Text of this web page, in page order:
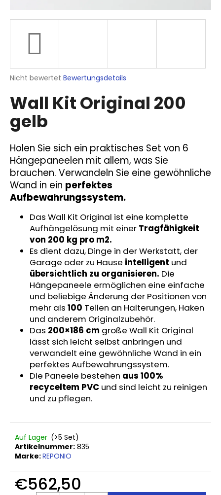
Die
Produktbewertung
ist
von
5
Sternen.
Nicht bewertet Bewertungsdetails
Wall Kit Original 200
gelb
Holen Sie sich ein praktisches Set von 6
Hängepaneelen mit allem, was Sie
brauchen. Verwandeln Sie eine gewöhnliche
Wand in ein perfektes
Aufbewahrungssystem.
Das Wall Kit Original ist eine komplette
Aufhängelösung mit einer Tragfähigkeit
von 200 kg pro m2.
Es dient dazu, Dinge in der Werkstatt, der
Garage oder zu Hause intelligent und
übersichtlich zu organisieren. Die
Hängepaneele ermöglichen eine einfache
und beliebige Änderung der Positionen von
mehr als 100 Teilen an Halterungen, Haken
und anderem Originalzubehör.
Das 200×186 cm große Wall Kit Original
lässt sich leicht selbst anbringen und
verwandelt eine gewöhnliche Wand in ein
perfektes Aufbewahrungssystem.
Die Paneele bestehen aus 100%
recyceltem PVC und sind leicht zu reinigen
und zu pflegen.
Auf Lager (>5 Set)
Artikelnummer: 835
Marke:REPONIO
€562,50
W
r
e
m
p
f
e
h
l
e
n
TIGILA
AUFHÄNGELEISTE
PANEELEN
HAREO
€2,50